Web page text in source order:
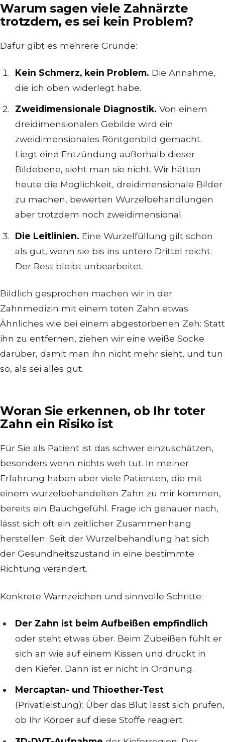
Warum sagen viele Zahnärzte
trotzdem, es sei kein Problem?
Dafür gibt es mehrere Gründe:
Kein Schmerz, kein Problem. Die Annahme,
die ich oben widerlegt habe.
Zweidimensionale Diagnostik. Von einem
dreidimensionalen Gebilde wird ein
zweidimensionales Röntgenbild gemacht.
Liegt eine Entzündung außerhalb dieser
Bildebene, sieht man sie nicht. Wir hätten
heute die Möglichkeit, dreidimensionale Bilder
zu machen, bewerten Wurzelbehandlungen
aber trotzdem noch zweidimensional.
Die Leitlinien. Eine Wurzelfüllung gilt schon
als gut, wenn sie bis ins untere Drittel reicht.
Der Rest bleibt unbearbeitet.
Bildlich gesprochen machen wir in der
Zahnmedizin mit einem toten Zahn etwas
Ähnliches wie bei einem abgestorbenen Zeh: Statt
ihn zu entfernen, ziehen wir eine weiße Socke
darüber, damit man ihn nicht mehr sieht, und tun
so, als sei alles gut.
Woran Sie erkennen, ob Ihr toter
Zahn ein Risiko ist
Für Sie als Patient ist das schwer einzuschätzen,
besonders wenn nichts weh tut. In meiner
Erfahrung haben aber viele Patienten, die mit
einem wurzelbehandelten Zahn zu mir kommen,
bereits ein Bauchgefühl. Frage ich genauer nach,
lässt sich oft ein zeitlicher Zusammenhang
herstellen: Seit der Wurzelbehandlung hat sich
der Gesundheitszustand in eine bestimmte
Richtung verändert.
Konkrete Warnzeichen und sinnvolle Schritte:
Der Zahn ist beim Aufbeißen empfindlich
oder steht etwas über. Beim Zubeißen fühlt er
sich an wie auf einem Kissen und drückt in
den Kiefer. Dann ist er nicht in Ordnung.
Mercaptan- und Thioether-Test
(Privatleistung): Über das Blut lässt sich prüfen,
ob Ihr Körper auf diese Stoffe reagiert.